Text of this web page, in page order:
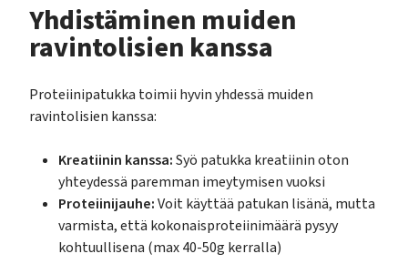
Yhdistäminen muiden
ravintolisien kanssa
Proteiinipatukka toimii hyvin yhdessä muiden
ravintolisien kanssa:
Kreatiinin kanssa:Syö patukka kreatiinin oton
yhteydessä paremman imeytymisen vuoksi
Proteiinijauhe:Voit käyttää patukan lisänä, mutta
varmista, että kokonaisproteiinimäärä pysyy
kohtuullisena (max 40-50g kerralla)